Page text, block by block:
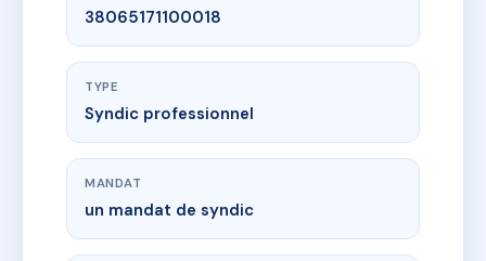
38065171100018
TYPE
Syndic professionnel
MANDAT
un mandat de syndic